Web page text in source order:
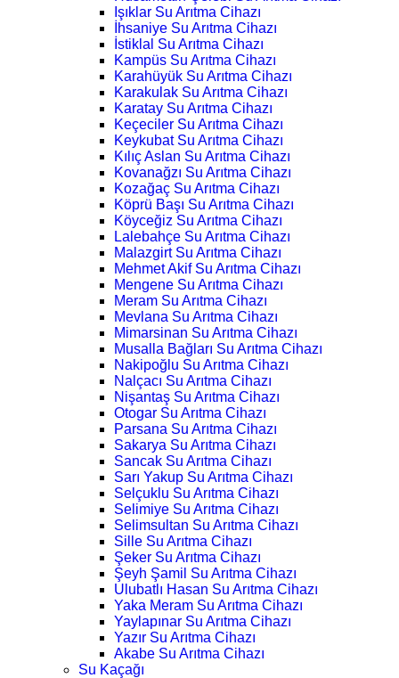
Işıklar Su Arıtma Cihazı
İhsaniye Su Arıtma Cihazı
İstiklal Su Arıtma Cihazı
Kampüs Su Arıtma Cihazı
Karahüyük Su Arıtma Cihazı
Karakulak Su Arıtma Cihazı
Karatay Su Arıtma Cihazı
Keçeciler Su Arıtma Cihazı
Keykubat Su Arıtma Cihazı
Kılıç Aslan Su Arıtma Cihazı
Kovanağzı Su Arıtma Cihazı
Kozağaç Su Arıtma Cihazı
Köprü Başı Su Arıtma Cihazı
Köyceğiz Su Arıtma Cihazı
Lalebahçe Su Arıtma Cihazı
Malazgirt Su Arıtma Cihazı
Mehmet Akif Su Arıtma Cihazı
Mengene Su Arıtma Cihazı
Meram Su Arıtma Cihazı
Mevlana Su Arıtma Cihazı
Mimarsinan Su Arıtma Cihazı
Musalla Bağları Su Arıtma Cihazı
Nakipoğlu Su Arıtma Cihazı
Nalçacı Su Arıtma Cihazı
Nişantaş Su Arıtma Cihazı
Otogar Su Arıtma Cihazı
Parsana Su Arıtma Cihazı
Sakarya Su Arıtma Cihazı
Sancak Su Arıtma Cihazı
Sarı Yakup Su Arıtma Cihazı
Selçuklu Su Arıtma Cihazı
Selimiye Su Arıtma Cihazı
Selimsultan Su Arıtma Cihazı
Sille Su Arıtma Cihazı
Şeker Su Arıtma Cihazı
Şeyh Şamil Su Arıtma Cihazı
Ulubatlı Hasan Su Arıtma Cihazı
Yaka Meram Su Arıtma Cihazı
Yaylapınar Su Arıtma Cihazı
Yazır Su Arıtma Cihazı
Akabe Su Arıtma Cihazı
Su Kaçağı